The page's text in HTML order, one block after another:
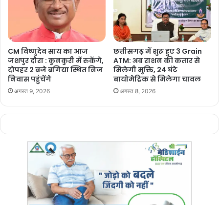
CM विष्णुदेव साय का आज
जशपुर दौरा : कुनकुरी में रुकेंगे,
दोपहर 2 बजे बगिया स्थित निज
निवास पहुंचेंगे
अगस्त 9, 2026
छत्तीसगढ़ में शुरू हुए 3 Grain
ATM: अब राशन की कतार से
मिलेगी मुक्ति, 24 घंटे
बायोमेट्रिक से मिलेगा चावल
अगस्त 8, 2026